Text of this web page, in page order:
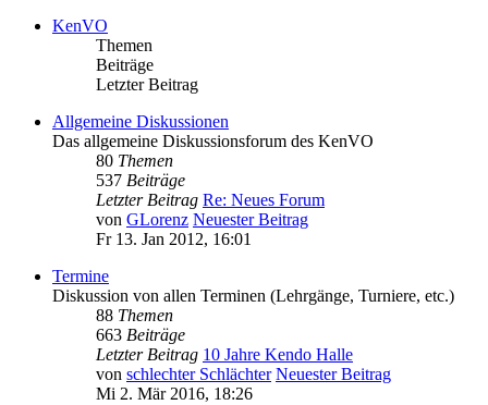
KenVO
Themen
Beiträge
Letzter Beitrag
Allgemeine Diskussionen
Das allgemeine Diskussionsforum des KenVO
80 Themen
537 Beiträge
Letzter Beitrag Re: Neues Forum
von GLorenz Neuester Beitrag
Fr 13. Jan 2012, 16:01
Termine
Diskussion von allen Terminen (Lehrgänge, Turniere, etc.)
88 Themen
663 Beiträge
Letzter Beitrag 10 Jahre Kendo Halle
von schlechter Schlächter Neuester Beitrag
Mi 2. Mär 2016, 18:26